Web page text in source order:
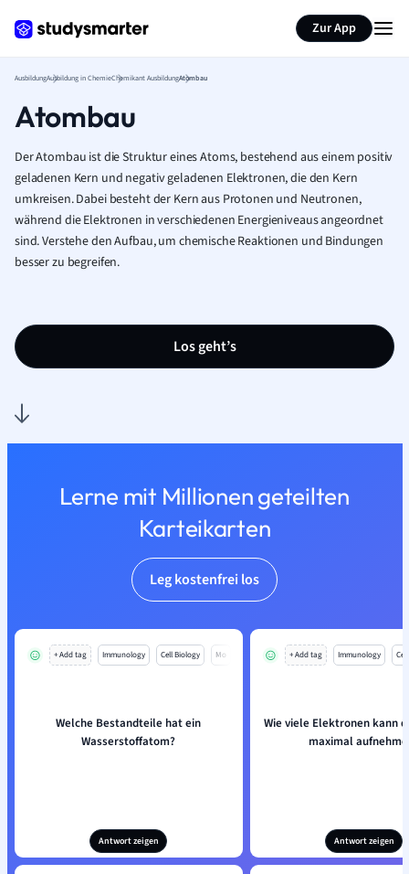
Zur App
AusbildungAusbildung in ChemieChemikant AusbildungAtombau
Atombau
Der Atombau ist die Struktur eines Atoms, bestehend aus einem positiv
geladenen Kern und negativ geladenen Elektronen, die den Kern
umkreisen. Dabei besteht der Kern aus Protonen und Neutronen,
während die Elektronen in verschiedenen Energieniveaus angeordnet
sind. Verstehe den Aufbau, um chemische Reaktionen und Bindungen
besser zu begreifen.
Los geht’s
Lerne mit Millionen geteilten
Karteikarten
Leg kostenfrei los
+ Add tag Immunology Cell Biology Mo
Welche Bestandteile hat ein
Wasserstoffatom?
Antwort zeigen
+ Add tag Immunology
Wie viele Elektronen kann
maximal
Antwort zeigen